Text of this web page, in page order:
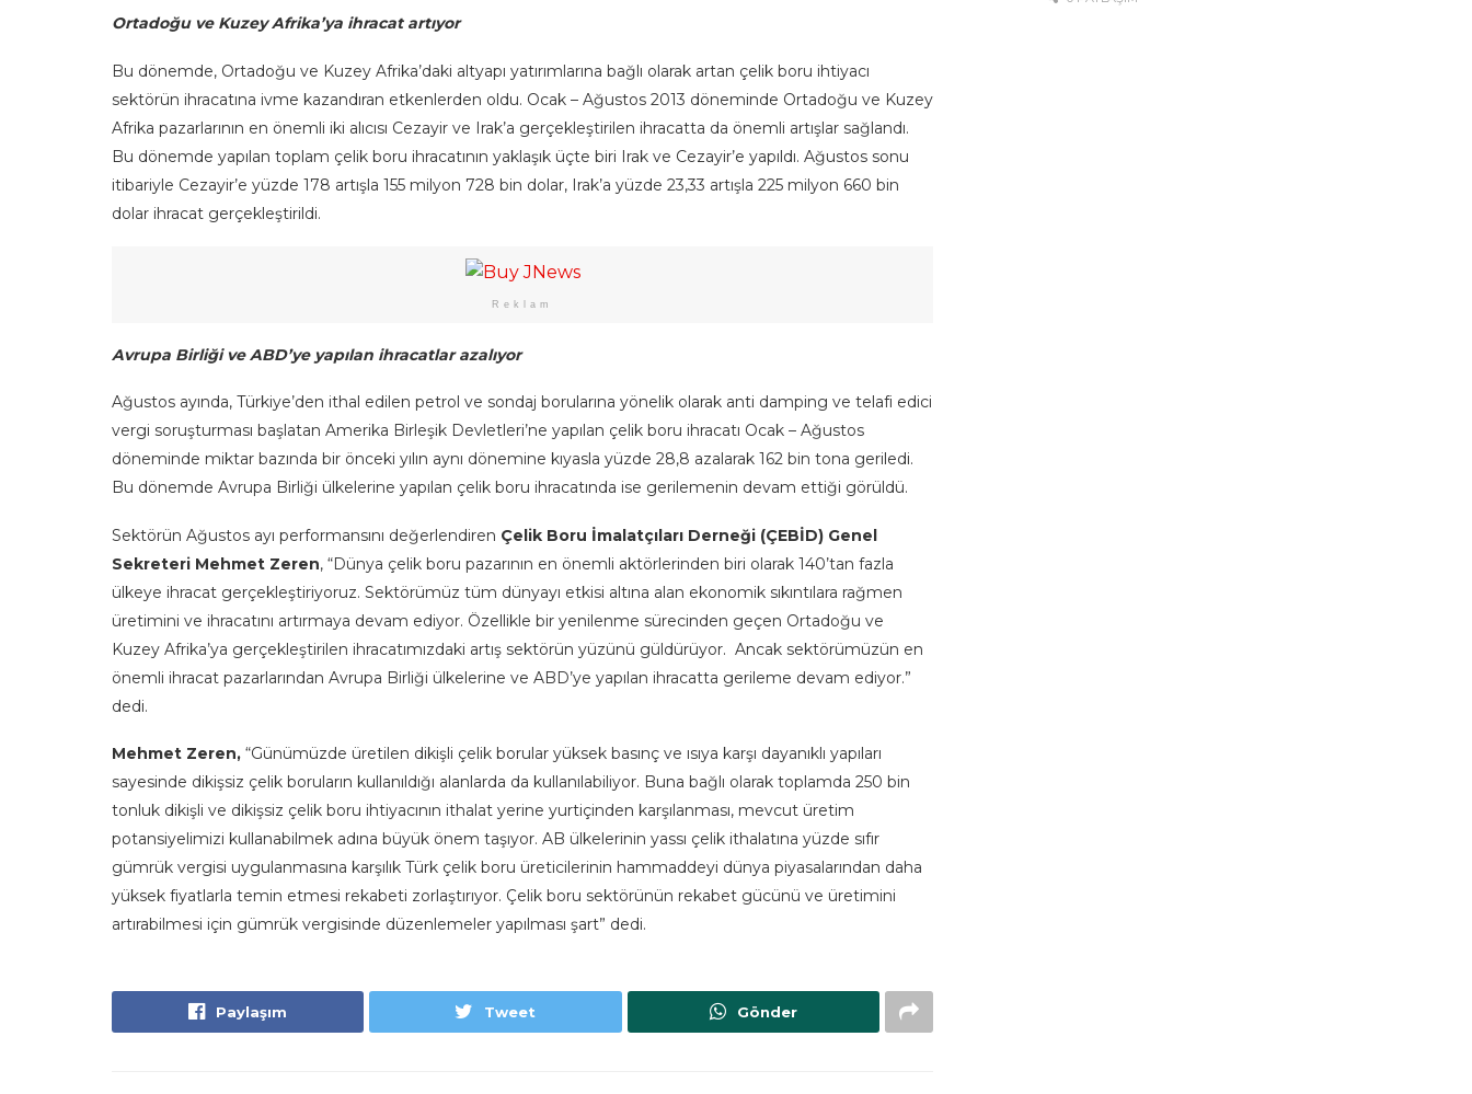
Ortadoğu ve Kuzey Afrika’ya ihracat artıyor
Bu dönemde, Ortadoğu ve Kuzey Afrika’daki altyapı yatırımlarına bağlı olarak artan çelik boru ihtiyacı
sektörün ihracatına ivme kazandıran etkenlerden oldu. Ocak – Ağustos 2013 döneminde Ortadoğu ve Kuzey
Afrika pazarlarının en önemli iki alıcısı Cezayir ve Irak’a gerçekleştirilen ihracatta da önemli artışlar sağlandı.
Bu dönemde yapılan toplam çelik boru ihracatının yaklaşık üçte biri Irak ve Cezayir’e yapıldı. Ağustos sonu
itibariyle Cezayir’e yüzde 178 artışla 155 milyon 728 bin dolar, Irak’a yüzde 23,33 artışla 225 milyon 660 bin
dolar ihracat gerçekleştirildi.
Reklam
Avrupa Birliği ve ABD’ye yapılan ihracatlar azalıyor
Ağustos ayında, Türkiye’den ithal edilen petrol ve sondaj borularına yönelik olarak anti damping ve telafi edici
vergi soruşturması başlatan Amerika Birleşik Devletleri’ne yapılan çelik boru ihracatı Ocak – Ağustos
döneminde miktar bazında bir önceki yılın aynı dönemine kıyasla yüzde 28,8 azalarak 162 bin tona geriledi.
Bu dönemde Avrupa Birliği ülkelerine yapılan çelik boru ihracatında ise gerilemenin devam ettiği görüldü.
Sektörün Ağustos ayı performansını değerlendiren Çelik Boru İmalatçıları Derneği (ÇEBİD) Genel
Sekreteri Mehmet Zeren, “Dünya çelik boru pazarının en önemli aktörlerinden biri olarak 140’tan fazla
ülkeye ihracat gerçekleştiriyoruz. Sektörümüz tüm dünyayı etkisi altına alan ekonomik sıkıntılara rağmen
üretimini ve ihracatını artırmaya devam ediyor. Özellikle bir yenilenme sürecinden geçen Ortadoğu ve
Kuzey Afrika’ya gerçekleştirilen ihracatımızdaki artış sektörün yüzünü güldürüyor. Ancak sektörümüzün en
önemli ihracat pazarlarından Avrupa Birliği ülkelerine ve ABD’ye yapılan ihracatta gerileme devam ediyor.”
dedi.
Mehmet Zeren, “Günümüzde üretilen dikişli çelik borular yüksek basınç ve ısıya karşı dayanıklı yapıları
sayesinde dikişsiz çelik boruların kullanıldığı alanlarda da kullanılabiliyor. Buna bağlı olarak toplamda 250 bin
tonluk dikişli ve dikişsiz çelik boru ihtiyacının ithalat yerine yurtiçinden karşılanması, mevcut üretim
potansiyelimizi kullanabilmek adına büyük önem taşıyor. AB ülkelerinin yassı çelik ithalatına yüzde sıfır
gümrük vergisi uygulanmasına karşılık Türk çelik boru üreticilerinin hammaddeyi dünya piyasalarından daha
yüksek fiyatlarla temin etmesi rekabeti zorlaştırıyor. Çelik boru sektörünün rekabet gücünü ve üretimini
artırabilmesi için gümrük vergisinde düzenlemeler yapılması şart” dedi.
Paylaşım Tweet Gönder